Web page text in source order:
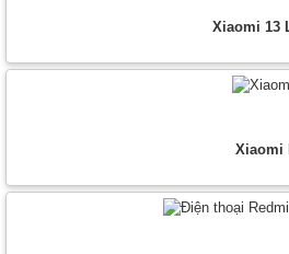
Xiaomi 13
Xiaomi